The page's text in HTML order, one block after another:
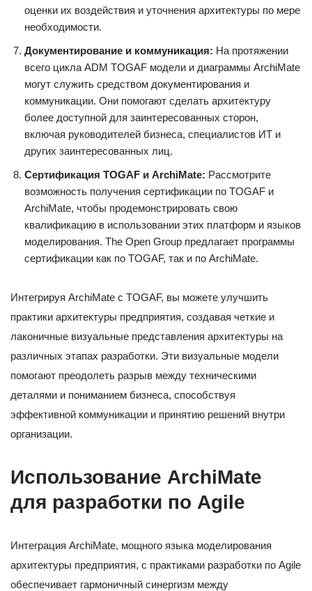
оценки их воздействия и уточнения архитектуры по мере
необходимости.
Документирование и коммуникация: На протяжении
всего цикла ADM TOGAF модели и диаграммы ArchiMate
могут служить средством документирования и
коммуникации. Они помогают сделать архитектуру
более доступной для заинтересованных сторон,
включая руководителей бизнеса, специалистов ИТ и
других заинтересованных лиц.
Сертификация TOGAF и ArchiMate: Рассмотрите
возможность получения сертификации по TOGAF и
ArchiMate, чтобы продемонстрировать свою
квалификацию в использовании этих платформ и языков
моделирования. The Open Group предлагает программы
сертификации как по TOGAF, так и по ArchiMate.
Интегрируя ArchiMate с TOGAF, вы можете улучшить
практики архитектуры предприятия, создавая четкие и
лаконичные визуальные представления архитектуры на
различных этапах разработки. Эти визуальные модели
помогают преодолеть разрыв между техническими
деталями и пониманием бизнеса, способствуя
эффективной коммуникации и принятию решений внутри
организации.
Использование ArchiMate
для разработки по Agile
Интеграция ArchiMate, мощного языка моделирования
архитектуры предприятия, с практиками разработки по Agile
обеспечивает гармоничный синергизм между